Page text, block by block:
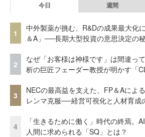
今日 週間
1
中外製薬が挑む、R&Dの成果最大化
＆A」──長期大型投資の意思決定の
2
なぜ「お客様は神様です」は間違っ
析の巨匠フェーダー教授が明かす「
3
NECの最高益を支えた、FP＆Aによ
レンマ克服──経営可視化と人材育成
4
「生きるために働く」時代の終焉。
人間に求められる「SQ」とは？